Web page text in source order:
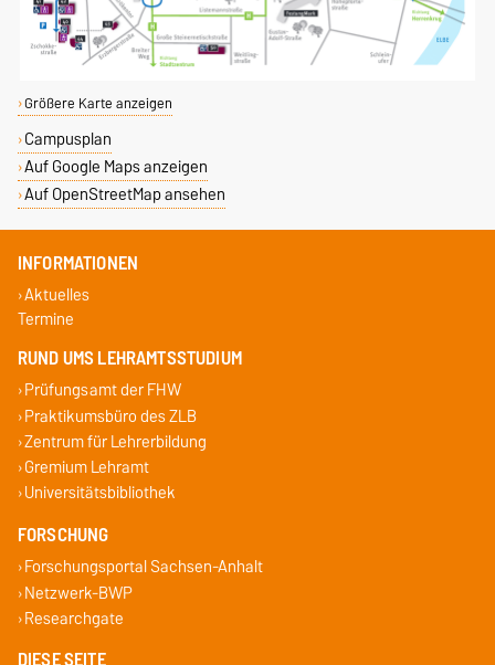
Größere Karte anzeigen
Campusplan
Auf Google Maps anzeigen
Auf OpenStreetMap ansehen
INFORMATIONEN
Aktuelles
Termine
RUND UMS LEHRAMTSSTUDIUM
Prüfungsamt der FHW
Praktikumsbüro des ZLB
Zentrum für Lehrerbildung
Gremium Lehramt
Universitätsbibliothek
FORSCHUNG
Forschungsportal Sachsen-Anhalt
Netzwerk-BWP
Researchgate